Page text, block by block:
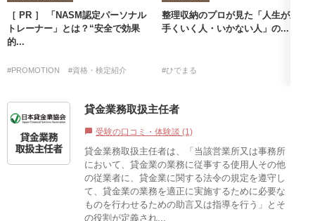
［ PR ］ 「NASM認定パーソナル
トレーナー」とは？“安全で効果
的...
#PROMOTION #資格・検定紹介
整理収納のプロが見た「人生が上
手くいく人・いかない人」の...
#ひでまる
貸金業務取扱主任者
chat_bubble 受験の口コミ・体験談 (1)
貸金業務取扱主任者は、「当該営業所又は事務所
において、貸金業の業務に従事する使用人その他
の従業者に、貸金業に関する法令の規定を遵守し
て、貸金業の業務を適正に実施するために必要な
ものを行わせるための助言又は指導を行う」とそ
の役割が定義され...